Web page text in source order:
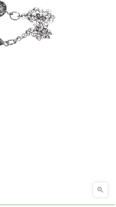
